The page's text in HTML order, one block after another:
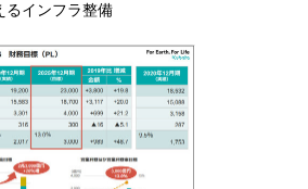
るインフラ整備